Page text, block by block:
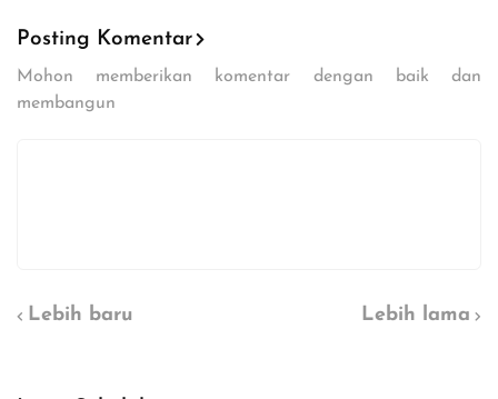
Posting Komentar
Mohon memberikan komentar dengan baik dan
membangun
Lebih baru Lebih lama